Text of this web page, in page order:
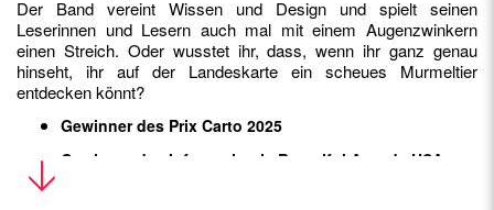
Der Band vereint Wissen und Design und spielt seinen
Leserinnen und Lesern auch mal mit einem Augenzwinkern
einen Streich. Oder wusstet ihr, dass, wenn ihr ganz genau
hinseht, ihr auf der Landeskarte ein scheues Murmeltier
entdecken könnt?
Gewinner des Prix Carto 2025
Gewinner des Information is Beautiful Awards USA